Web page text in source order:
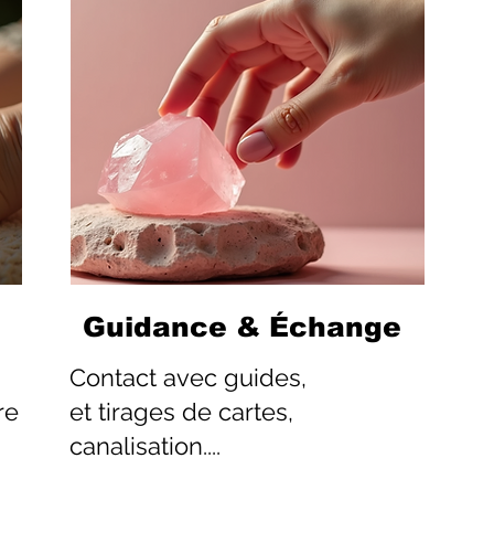
Contact avec guides,
et tirages de cartes,
canalisation....
Guidance & Échange